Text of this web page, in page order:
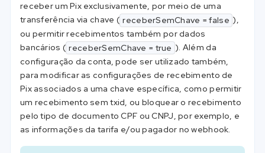
receber um Pix exclusivamente, por meio de uma
transferência via chave ( receberSemChave = false ),
ou permitir recebimentos também por dados
bancários ( receberSemChave = true ). Além da
configuração da conta, pode ser utilizado também,
para modificar as configurações de recebimento de
Pix associados a uma chave específica, como permitir
um recebimento sem txid, ou bloquear o recebimento
pelo tipo de documento CPF ou CNPJ, por exemplo, e
as informações da tarifa e/ou pagador no webhook.